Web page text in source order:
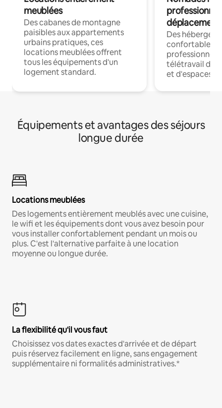
meublées
Des cabanes de montagne
paisibles aux appartements
urbains pratiques, ces
locations meublées offrent
tous les équipements d'un
logement standard.
déplacement
Des
confortables
professionnels
télétravail
et d'espaces
Équipements et avantages des séjours
longue durée
Locations meublées
Des logements entièrement meublés avec une cuisine,
le wifi et les équipements dont vous avez besoin pour
vous installer confortablement pendant un mois ou
plus. C'est l'alternative parfaite à une location
moyenne ou longue durée.
La flexibilité qu'il vous faut
Choisissez vos dates exactes d'arrivée et de départ
puis réservez facilement en ligne, sans engagement
supplémentaire ni formalités administratives.*